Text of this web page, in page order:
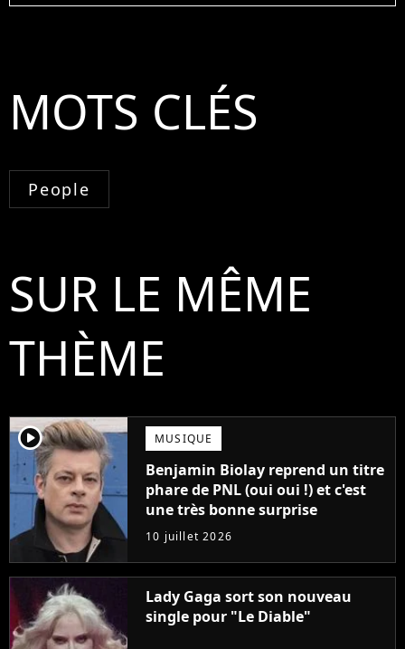
MOTS CLÉS
People
SUR LE MÊME
THÈME
player2 MUSIQUE
Benjamin Biolay reprend un titre
phare de PNL (oui oui !) et c'est
une très bonne surprise
10 juillet 2026
Lady Gaga sort son nouveau
single pour "Le Diable"